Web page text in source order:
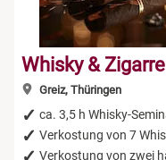
Whisky &
Greiz, Thüringen
ca. 3,5 h Whisky-
Verkostung von 7
Verkostung von zwei